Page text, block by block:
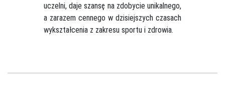
uczelni, daje szansę na zdobycie unikalnego,
a zarazem cennego w dzisiejszych czasach
wykształcenia z zakresu sportu i zdrowia.